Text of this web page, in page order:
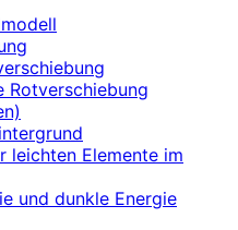
Rotverschiebung
leichten Elemente im
und dunkle Energie